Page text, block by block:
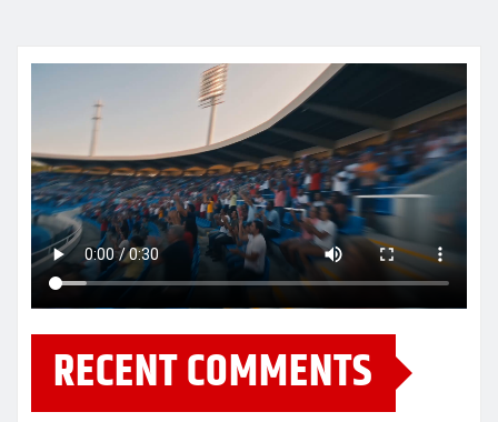
RECENT COMMENTS